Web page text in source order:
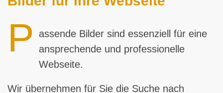
P
assende Bilder sind essenziell für eine
ansprechende und professionelle
Webseite.
Wir übernehmen für Sie die Suche nach